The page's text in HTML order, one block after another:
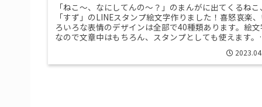
「ねこ〜、なにしてんの〜？」のまんがに出てくるねこ、
「すず」のLINEスタンプ絵文字作りました！喜怒哀楽
ろいろな表情のデザインは全部で40種類あります。絵文
なので文章中はもちろん、スタンプとしても使えます。